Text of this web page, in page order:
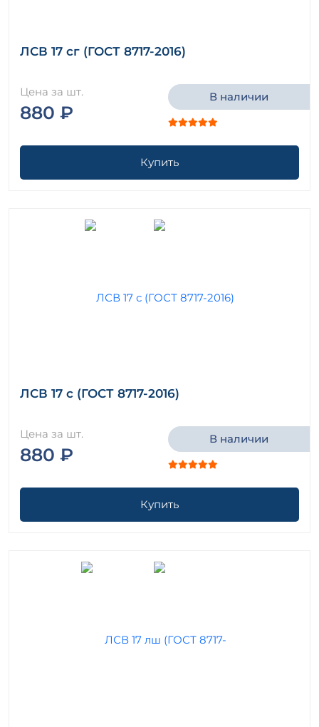
ЛСВ 17 сг (ГОСТ 8717-2016)
Цена за шт.
880 ₽
В наличии
Купить
ЛСВ 17 с (ГОСТ 8717-2016)
Цена за шт.
880 ₽
В наличии
Купить